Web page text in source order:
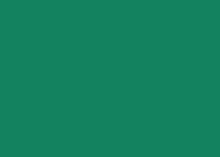
Больше
утонули в